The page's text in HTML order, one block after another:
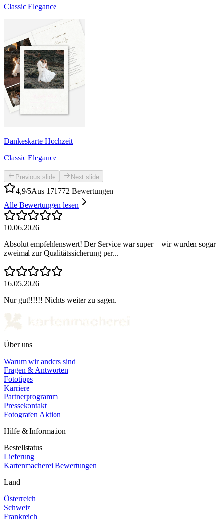
Classic Elegance
Dankeskarte Hochzeit
Classic Elegance
Previous slide Next slide
4,9/5Aus 171772 Bewertungen
Alle Bewertungen lesen
10.06.2026
Absolut empfehlenswert! Der Service war super – wir wurden sogar
zweimal zur Qualitätssicherung per...
16.05.2026
Nur gut!!!!!! Nichts weiter zu sagen.
Über uns
Warum wir anders sind
Fragen & Antworten
Fototipps
Karriere
Partnerprogramm
Pressekontakt
Fotografen Aktion
Hilfe & Information
Bestellstatus
Lieferung
Kartenmacherei Bewertungen
Land
Österreich
Schweiz
Frankreich